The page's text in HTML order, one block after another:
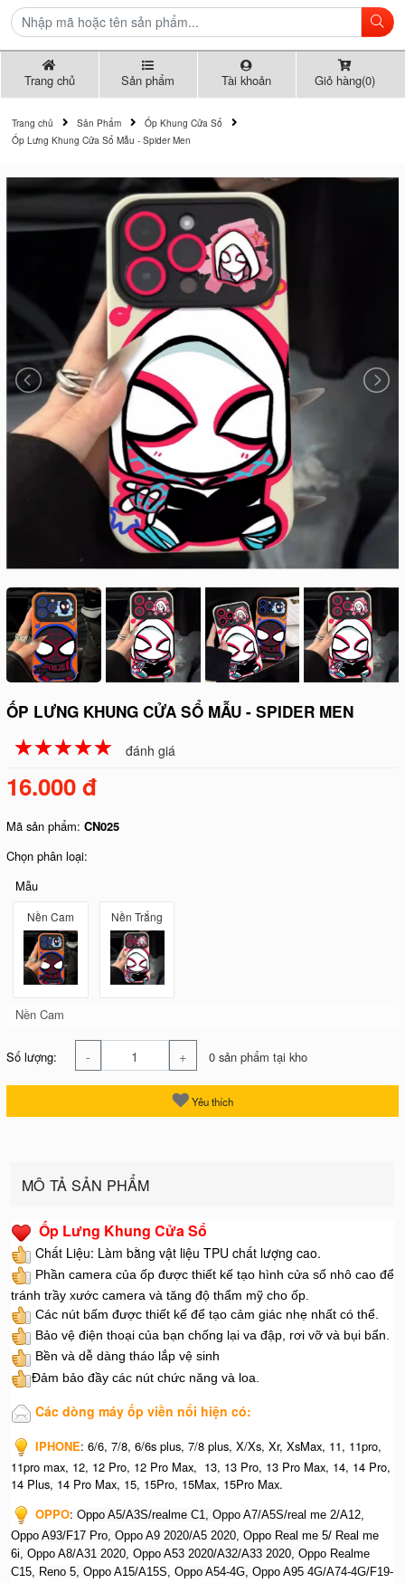
Trang chủ Sản phẩm Tài khoản Giỏ hàng(0)
Trang chủ Sản Phẩm
Ốp Khung Cửa Sổ
Ốp Lưng Khung Cửa Sổ Mẫu - Spider Men
ỐP LƯNG KHUNG CỬA SỔ MẪU - SPIDER MEN
☆☆☆☆☆
★★★★★ đánh giá
16.000 đ
Mã sản phẩm:CN025
Chọn phân loại:
Mẫu
Nền Cam Nền Trắng
Nền Cam
Số lượng: - + 0 sản phẩm tại kho
Yêu thích
MÔ TẢ SẢN PHẨM
Ốp Lưng Khung Cửa Sổ
Chất Liệu: Làm bằng vật liệu TPU chất lượng cao.
Phần camera của ốp được thiết kế tạo hình cửa sổ nhô cao để
tránh trầy xước camera và tăng độ thẩm mỹ cho ốp.
Các nút bấm được thiết kế để tạo cảm giác nhẹ nhất có thể.
Bảo vệ điện thoại của bạn chống lại va đập, rơi vỡ và bụi bẩn.
Bền và dễ dàng tháo lắp vệ sinh
Đảm bảo đầy các nút chức năng và loa.
Các dòng máy ốp viền nổi hiện có:
IPHONE: 6/6, 7/8, 6/6s plus, 7/8 plus, X/Xs, Xr, XsMax, 11, 11pro,
11pro max, 12, 12 Pro, 12 Pro Max, 13, 13 Pro, 13 Pro Max, 14, 14 Pro,
14 Plus, 14 Pro Max, 15, 15Pro, 15Max, 15Pro Max.
OPPO: Oppo A5/A3S/realme C1, Oppo A7/A5S/real me 2/A12,
Oppo A93/F17 Pro, Oppo A9 2020/A5 2020, Oppo Real me 5/ Real me
6i, Oppo A8/A31 2020, Oppo A53 2020/A32/A33 2020, Oppo Realme
C15, Reno 5, Oppo A15/A15S, Oppo A54-4G, Oppo A95 4G/A74-4G/F19-